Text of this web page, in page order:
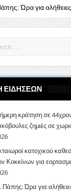
– Βίντεο
ΕΙΔΗΣΕΩΝ
κράτηση σε
ζημιές σε
κατοχικού
Κοκκίνων για
Ώρα για